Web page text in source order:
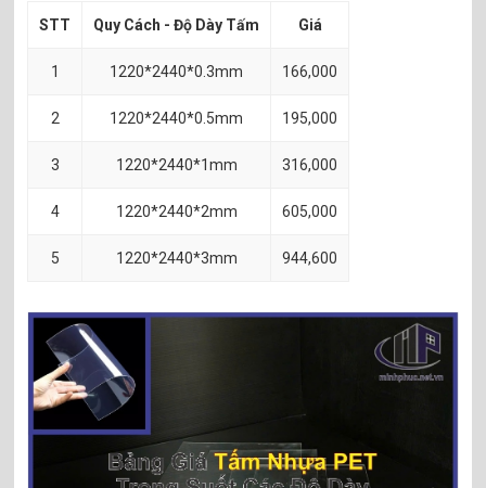
STT Quy Cách - Độ Dày Tấm Giá
1 1220*2440*0.3mm 166,000
2 1220*2440*0.5mm 195,000
3 1220*2440*1mm 316,000
4 1220*2440*2mm 605,000
5 1220*2440*3mm 944,600